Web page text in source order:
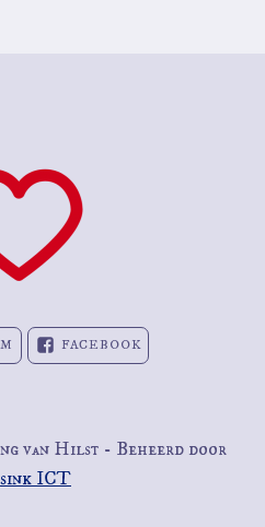
FACEBOOK
van Hilst - Beheerd door
ICT